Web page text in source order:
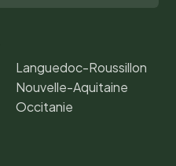
Languedoc-Roussillon
Nouvelle-Aquitaine
Occitanie